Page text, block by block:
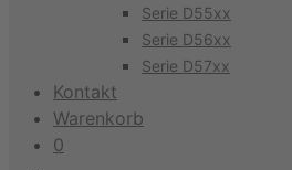
Serie D55xx
Serie D56xx
Serie D57xx
Kontakt
Warenkorb
0